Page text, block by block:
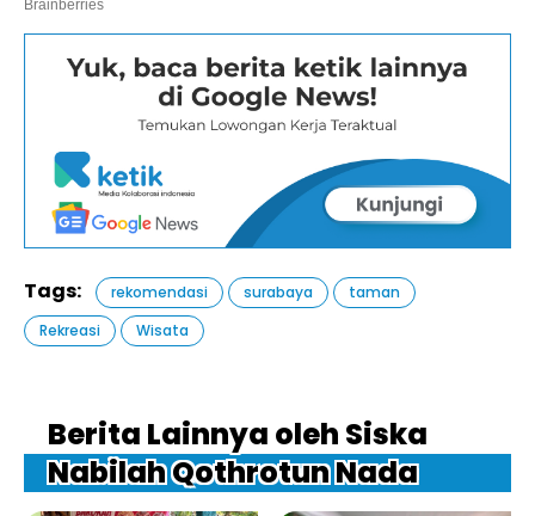
Tags: rekomendasi surabaya
taman
Rekreasi
Wisata
Berita Lainnya oleh Siska
Nabilah Qothrotun Nada